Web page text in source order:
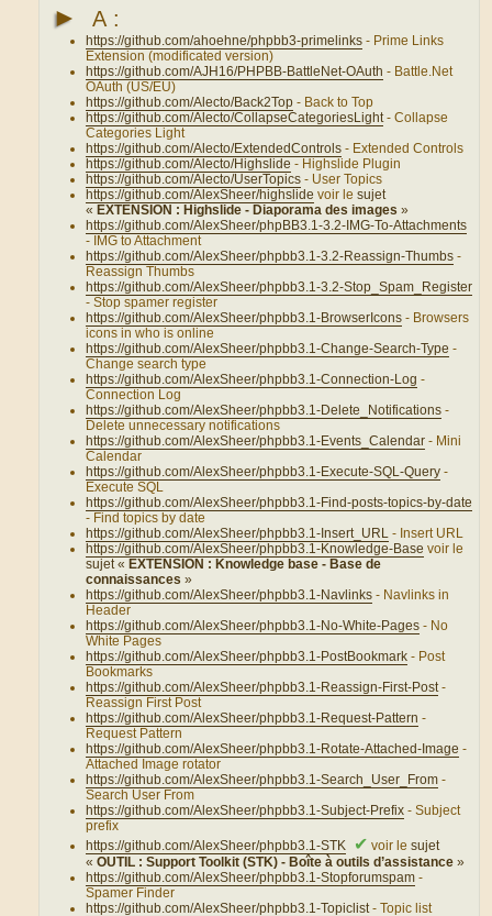
► A :
https://github.com/ahoehne/phpbb3-primelinks - Prime Links
Extension (modificated version)
https://github.com/AJH16/PHPBB-BattleNet-OAuth - Battle.Net
OAuth (US/EU)
https://github.com/Alecto/Back2Top - Back to Top
https://github.com/Alecto/CollapseCategoriesLight - Collapse
Categories Light
https://github.com/Alecto/ExtendedControls - Extended Controls
https://github.com/Alecto/Highslide - Highslide Plugin
https://github.com/Alecto/UserTopics - User Topics
https://github.com/AlexSheer/highslide voir lesujet
« EXTENSION : Highslide - Diaporama des images»
https://github.com/AlexSheer/phpBB3.1-3.2-IMG-To-Attachments
- IMG to Attachment
https://github.com/AlexSheer/phpbb3.1-3.2-Reassign-Thumbs -
Reassign Thumbs
https://github.com/AlexSheer/phpbb3.1-3.2-Stop_Spam_Register
- Stop spamer register
https://github.com/AlexSheer/phpbb3.1-BrowserIcons - Browsers
icons in who is online
https://github.com/AlexSheer/phpbb3.1-Change-Search-Type -
Change search type
https://github.com/AlexSheer/phpbb3.1-Connection-Log -
Connection Log
https://github.com/AlexSheer/phpbb3.1-Delete_Notifications -
Delete unnecessary notifications
https://github.com/AlexSheer/phpbb3.1-Events_Calendar - Mini
Calendar
https://github.com/AlexSheer/phpbb3.1-Execute-SQL-Query -
Execute SQL
https://github.com/AlexSheer/phpbb3.1-Find-posts-topics-by-date
- Find topics by date
https://github.com/AlexSheer/phpbb3.1-Insert_URL - Insert URL
https://github.com/AlexSheer/phpbb3.1-Knowledge-Base voir le
sujet « EXTENSION : Knowledge base - Base de
connaissances»
https://github.com/AlexSheer/phpbb3.1-Navlinks - Navlinks in
Header
https://github.com/AlexSheer/phpbb3.1-No-White-Pages - No
White Pages
https://github.com/AlexSheer/phpbb3.1-PostBookmark - Post
Bookmarks
https://github.com/AlexSheer/phpbb3.1-Reassign-First-Post -
Reassign First Post
https://github.com/AlexSheer/phpbb3.1-Request-Pattern -
Request Pattern
https://github.com/AlexSheer/phpbb3.1-Rotate-Attached-Image -
Attached Image rotator
https://github.com/AlexSheer/phpbb3.1-Search_User_From -
Search User From
https://github.com/AlexSheer/phpbb3.1-Subject-Prefix - Subject
prefix
https://github.com/AlexSheer/phpbb3.1-STK
✔ voir lesujet
« OUTIL : Support Toolkit (STK) - Boîte à outils d’assistance»
https://github.com/AlexSheer/phpbb3.1-Stopforumspam -
Spamer Finder
https://github.com/AlexSheer/phpbb3.1-Topiclist - Topic list